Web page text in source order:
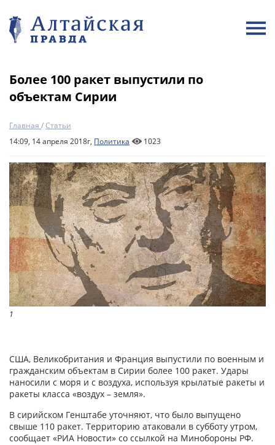
Более 100 ракет выпустили по
объектам Сирии
Главная /Статьи
14:09, 14 апреля 2018г, Политика 1023
1
США, Великобритания и Франция выпустили по военным и
гражданским объектам в Сирии более 100 ракет. Удары
наносили с моря и с воздуха, используя крылатые ракеты и
ракеты класса «воздух – земля».
В сирийском Генштабе уточняют, что было выпущено
свыше 110 ракет. Территорию атаковали в субботу утром,
сообщает «РИА Новости» со ссылкой на Минобороны РФ.